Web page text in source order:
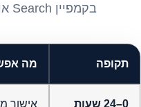
בקמפיין Search או Lead Generation.
תקופה מה
0–24 שעות